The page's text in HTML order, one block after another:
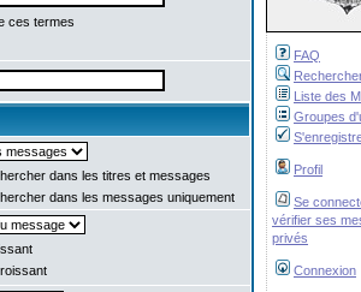
FAQ
Liste des
Groupes
Profil
Se
vérifier ses
privés
Connexion
ces termes
dans les titres et messages
dans les messages uniquement